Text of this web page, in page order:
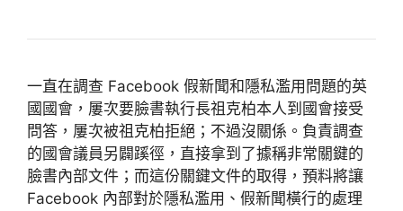
一直在調查 Facebook 假新聞和隱私濫用問題的英
國國會，屢次要臉書執行長祖克柏本人到國會接受
問答，屢次被祖克柏拒絕；不過沒關係。負責調查
的國會議員另闢蹊徑，直接拿到了據稱非常關鍵的
臉書內部文件；而這份關鍵文件的取得，預料將讓
Facebook 內部對於隱私濫用、假新聞橫行的處理